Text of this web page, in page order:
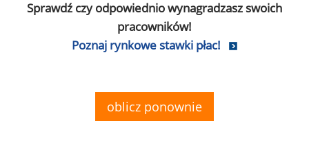
Sprawdź czy odpowiednio wynagradzasz swoich
pracowników!
Poznaj rynkowe stawki płac!
oblicz ponownie